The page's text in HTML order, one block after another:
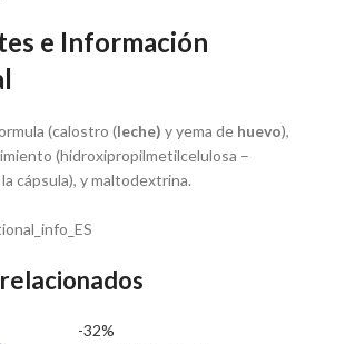
e Información
(calostro (leche) y yema de huevo),
(hidroxipropilmetilcelulosa –
cápsula), y maltodextrina.
-32%